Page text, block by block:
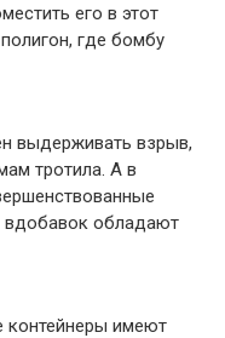
его в этот
где бомбу
выдерживать взрыв,
тротила. А в
обладают
контейнеры имеют